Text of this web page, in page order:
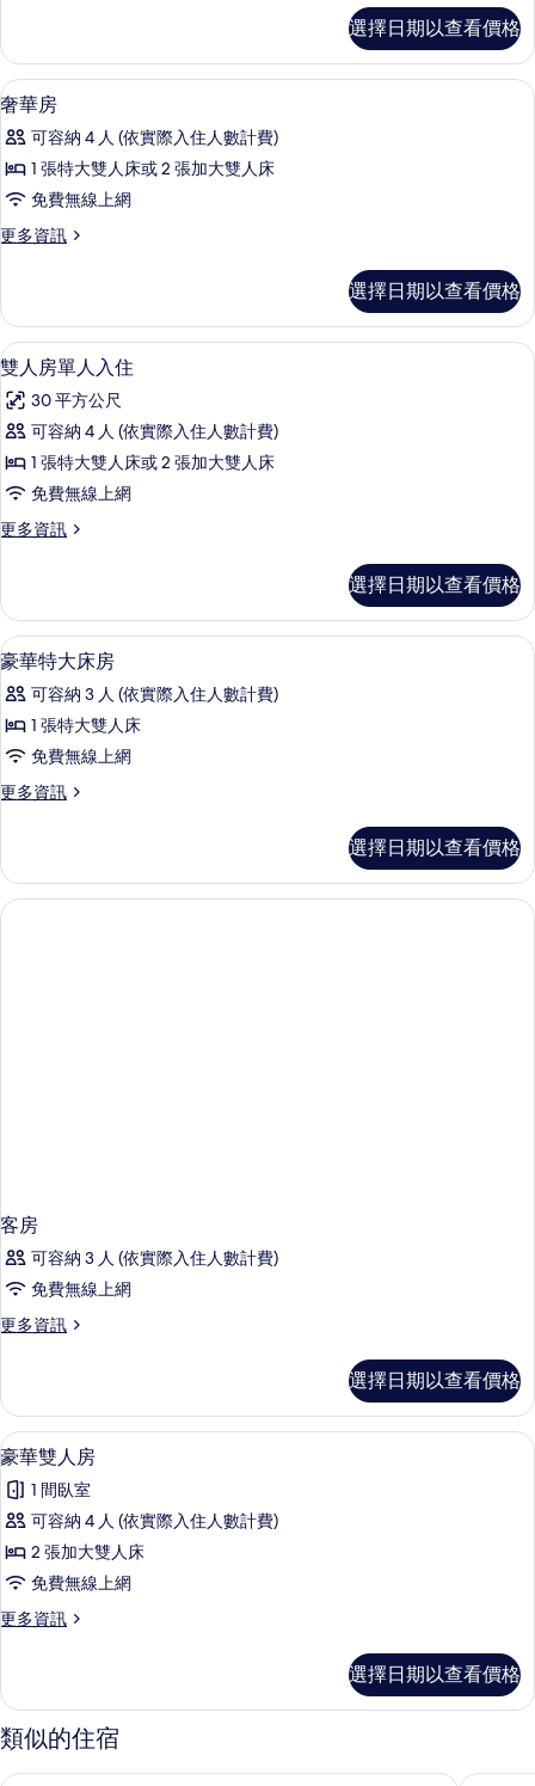
相
片
客
房
的
情
選擇日期以查看價格
顯
示
奢
華
的
有
相
片
高級寢具、客房內保險箱、書桌、筆
3
奢華房
可容納 4 人 (依實際入住人數計費)
1 張特大雙人床或 2 張加大雙人床
免費無線上網
更多資訊
更
房
的
詳
選擇日期以查看價格
顯
示
雙
人
房
人
住
的
所
有
相
片
雙人房單人入住 | 高級寢具、客房內
6
雙人房單人入住
30 平方公尺
可容納 4 人 (依實際入住人數計費)
1 張特大雙人床或 2 張加大雙人床
免費無線上網
更多資訊
更
房
單
人
住
的
情
選擇日期以查看價格
顯
示
豪
華
大
房
的
1
豪華特大床房
可容納 3 人 (依實際入住人數計費)
1 張特大雙人床
免費無線上網
更多資訊
更
特
大
床
選擇日期以查看價格
客房
可容納 3 人 (依實際入住人數計費)
免費無線上網
更多資訊
更
的
詳
情
選擇日期以查看價格
顯
示
豪
華
雙
房
所
有
相
高級寢具、客房內保險箱、書桌、筆
4
豪華雙人房
1 間臥室
可容納 4 人 (依實際入住人數計費)
2 張加大雙人床
免費無線上網
更多資訊
更
雙
人
房
選擇日期以查看價格
類似的住宿